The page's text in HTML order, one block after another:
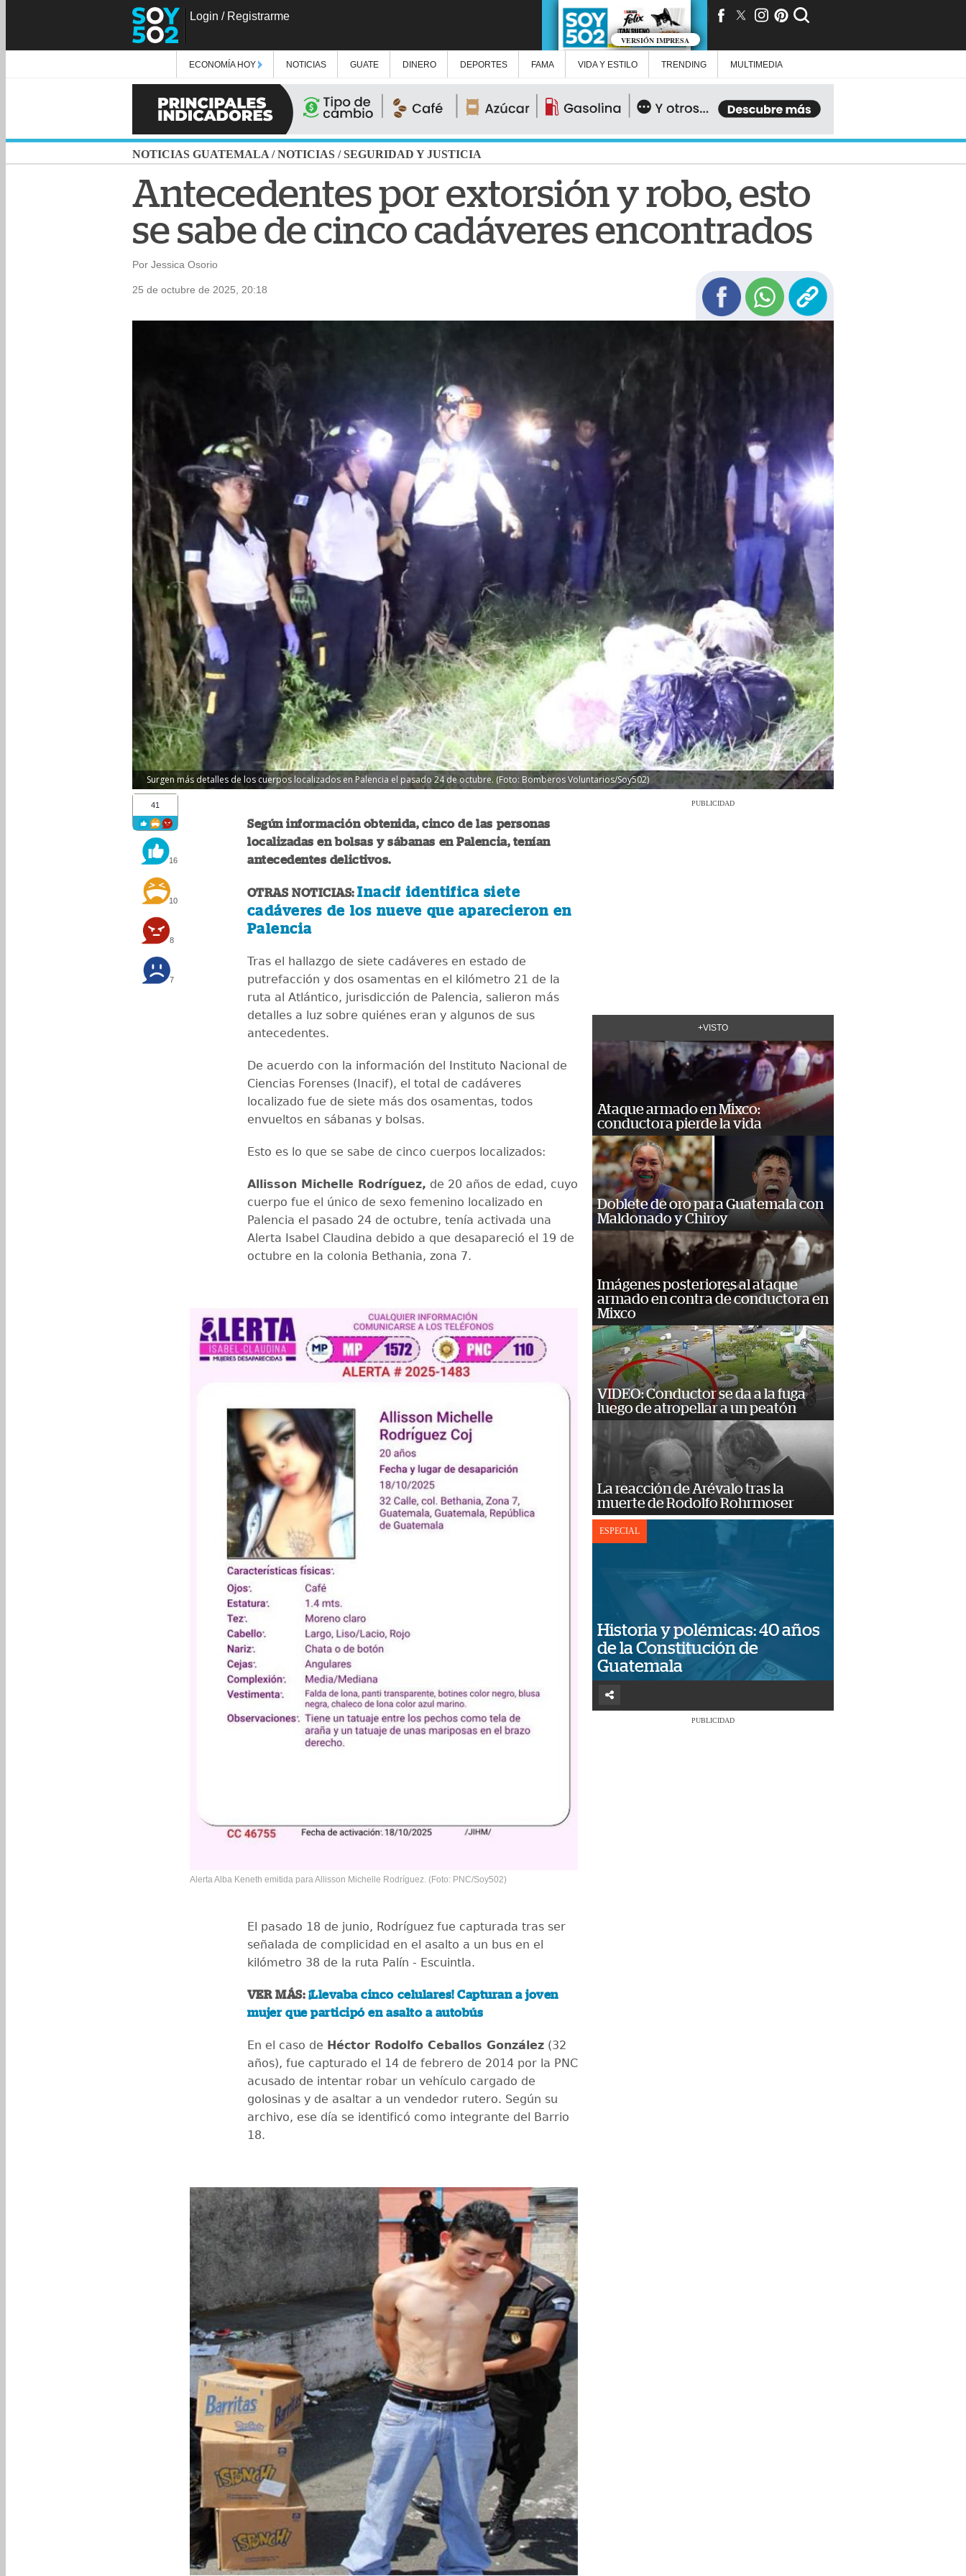
Login / Registrarme
VERSIÓN IMPRESA
ECONOMÍA HOY NOTICIAS GUATE DINERO DEPORTES FAMA VIDA Y ESTILO TRENDING MULTIMEDIA
NOTICIAS GUATEMALA /NOTICIAS /SEGURIDAD Y JUSTICIA
Antecedentes por extorsión y robo, esto
se sabe de cinco cadáveres encontrados
Por Jessica Osorio
25 de octubre de 2025, 20:18
Surgen más detalles de los cuerpos localizados en Palencia el pasado 24 de octubre. (Foto: Bomberos Voluntarios/Soy502)
41
16
10
8
7
Según información obtenida, cinco de las personas
localizadas en bolsas y sábanas en Palencia, tenían
antecedentes delictivos.
OTRAS NOTICIAS:Inacif identifica siete
cadáveres de los nueve que aparecieron en
Palencia
Tras el hallazgo de siete cadáveres en estado de
putrefacción y dos osamentas en el kilómetro 21 de la
ruta al Atlántico, jurisdicción de Palencia, salieron más
detalles a luz sobre quiénes eran y algunos de sus
antecedentes.
De acuerdo con la información del Instituto Nacional de
Ciencias Forenses (Inacif), el total de cadáveres
localizado fue de siete más dos osamentas, todos
envueltos en sábanas y bolsas.
Esto es lo que se sabe de cinco cuerpos localizados:
Allisson Michelle Rodríguez, de 20 años de edad, cuyo
cuerpo fue el único de sexo femenino localizado en
Palencia el pasado 24 de octubre, tenía activada una
Alerta Isabel Claudina debido a que desapareció el 19 de
octubre en la colonia Bethania, zona 7.
Alerta Alba Keneth emitida para Allisson Michelle Rodríguez. (Foto: PNC/Soy502)
El pasado 18 de junio, Rodríguez fue capturada tras ser
señalada de complicidad en el asalto a un bus en el
kilómetro 38 de la ruta Palín - Escuintla.
VER MÁS: ¡Llevaba cinco celulares! Capturan a joven
mujer que participó en asalto a autobús
En el caso de Héctor Rodolfo Ceballos González (32
años), fue capturado el 14 de febrero de 2014 por la PNC
acusado de intentar robar un vehículo cargado de
golosinas y de asaltar a un vendedor rutero. Según su
archivo, ese día se identificó como integrante del Barrio
18.
PUBLICIDAD
+VISTO
Ataque armado en Mixco:
conductora pierde la vida
Doblete de oro para Guatemala con
Maldonado y Chiroy
Imágenes posteriores al ataque
armado en contra de conductora en
Mixco
VIDEO: Conductor se da a la fuga
luego de atropellar a un peatón
La reacción de Arévalo tras la
muerte de Rodolfo Rohrmoser
ESPECIAL
Historia y polémicas: 40 años
de la Constitución de
Guatemala
PUBLICIDAD